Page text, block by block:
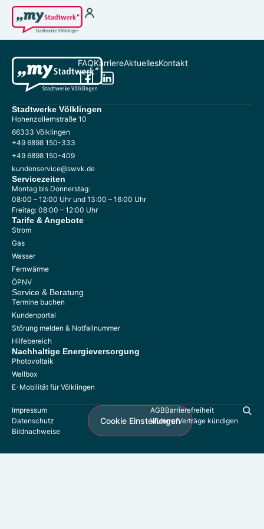
Strom
Strom zu Börsenpreisen
Heizstrom
Ladestrom
Stromkennzeichung
Gas
Fernwärme
Vermieter
THG-Quoten
Kundenservice
Terminbuchung
Hilfebereich
Energiespartipps
Energieausweis
Zählerablesung
FAQ
Kontakt
Umzugsservice
Formulare
Kontakt
Photovoltaik
Referenzen
Wallboxen
E-Mobilität für Völklingen
FAQKarriereAktuellesKontakt
Stadtwerke Völklingen
Hohenzollernstraße 10
66333 Völklingen
+49 6898 150-333
+49 6898 150-409
kundenservice@swvk.de
Servicezeiten
Montag bis Donnerstag:
08:00 – 12:00 Uhr und 13:00 – 16:00 Uhr
Freitag: 08:00 – 12:00 Uhr
Tarife & Angebote
Strom
Gas
Wasser
Fernwärme
ÖPNV
Service & Beratung
Termine buchen
Kundenportal
Störung melden & Notfallnummer
Hilfebereich
Nachhaltige Energieversorgung
Photovoltaik
Wallbox
E-Mobilität für Völklingen
Impressum
Datenschutz
Bildnachweise
Cookie Einstellungen
AGBBarrierefreiheit
WiderrufVerträge kündigen